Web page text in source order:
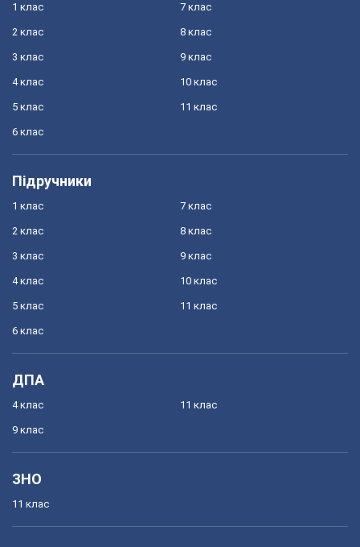
1 клас
2 клас
3 клас
4 клас
5 клас
6 клас
7 клас
8 клас
9 клас
10 клас
11 клас
Підручники
1 клас
2 клас
3 клас
4 клас
5 клас
6 клас
7 клас
8 клас
9 клас
10 клас
11 клас
ДПА
4 клас
9 клас
11 клас
ЗНО
11 клас